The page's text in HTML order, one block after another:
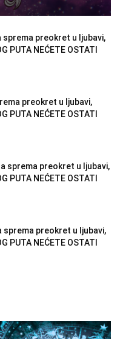
sprema preokret u ljubavi,
PUTA NEĆETE OSTATI
preokret u ljubavi,
PUTA NEĆETE OSTATI
sprema preokret u ljubavi,
PUTA NEĆETE OSTATI
sprema preokret u ljubavi,
PUTA NEĆETE OSTATI